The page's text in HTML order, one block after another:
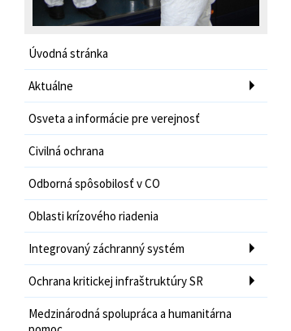
Úvodná stránka
Aktuálne
Osveta a informácie pre verejnosť
Civilná ochrana
Odborná spôsobilosť v CO
Oblasti krízového riadenia
Integrovaný záchranný systém
Ochrana kritickej infraštruktúry SR
Medzinárodná spolupráca a humanitárna